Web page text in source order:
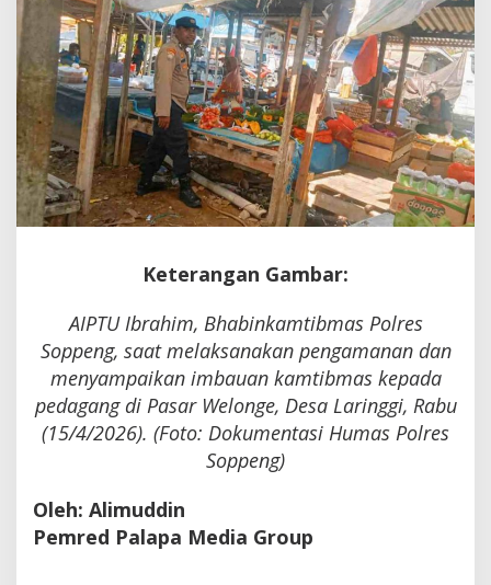
Keterangan Gambar:
AIPTU Ibrahim, Bhabinkamtibmas Polres
Soppeng, saat melaksanakan pengamanan dan
menyampaikan imbauan kamtibmas kepada
pedagang di Pasar Welonge, Desa Laringgi, Rabu
(15/4/2026). (Foto: Dokumentasi Humas Polres
Soppeng)
Oleh: Alimuddin
Pemred Palapa Media Group